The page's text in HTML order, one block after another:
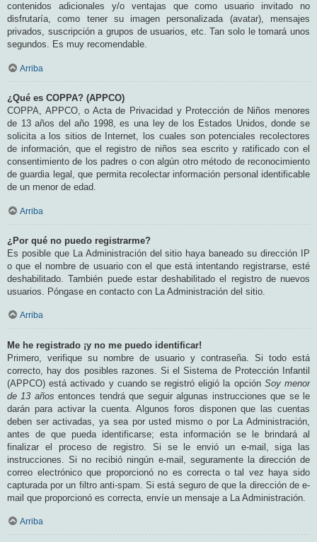
contenidos adicionales y/o ventajas que como usuario invitado no
disfrutaría, como tener su imagen personalizada (avatar), mensajes
privados, suscripción a grupos de usuarios, etc. Tan solo le tomará unos
segundos. Es muy recomendable.
Arriba
¿Qué es COPPA? (APPCO)
COPPA, APPCO, o Acta de Privacidad y Protección de Niños menores
de 13 años del año 1998, es una ley de los Estados Unidos, donde se
solicita a los sitios de Internet, los cuales son potenciales recolectores
de información, que el registro de niños sea escrito y ratificado con el
consentimiento de los padres o con algún otro método de reconocimiento
de guardia legal, que permita recolectar información personal identificable
de un menor de edad.
Arriba
¿Por qué no puedo registrarme?
Es posible que La Administración del sitio haya baneado su dirección IP
o que el nombre de usuario con el que está intentando registrarse, esté
deshabilitado. También puede estar deshabilitado el registro de nuevos
usuarios. Póngase en contacto con La Administración del sitio.
Arriba
Me he registrado ¡y no me puedo identificar!
Primero, verifique su nombre de usuario y contraseña. Si todo está
correcto, hay dos posibles razones. Si el Sistema de Protección Infantil
(APPCO) está activado y cuando se registró eligió la opción Soy menor
de 13 años entonces tendrá que seguir algunas instrucciones que se le
darán para activar la cuenta. Algunos foros disponen que las cuentas
deben ser activadas, ya sea por usted mismo o por La Administración,
antes de que pueda identificarse; esta información se le brindará al
finalizar el proceso de registro. Si se le envió un e-mail, siga las
instrucciones. Si no recibió ningún e-mail, seguramente la dirección de
correo electrónico que proporcionó no es correcta o tal vez haya sido
capturada por un filtro anti-spam. Si está seguro de que la dirección de e-
mail que proporcionó es correcta, envíe un mensaje a La Administración.
Arriba